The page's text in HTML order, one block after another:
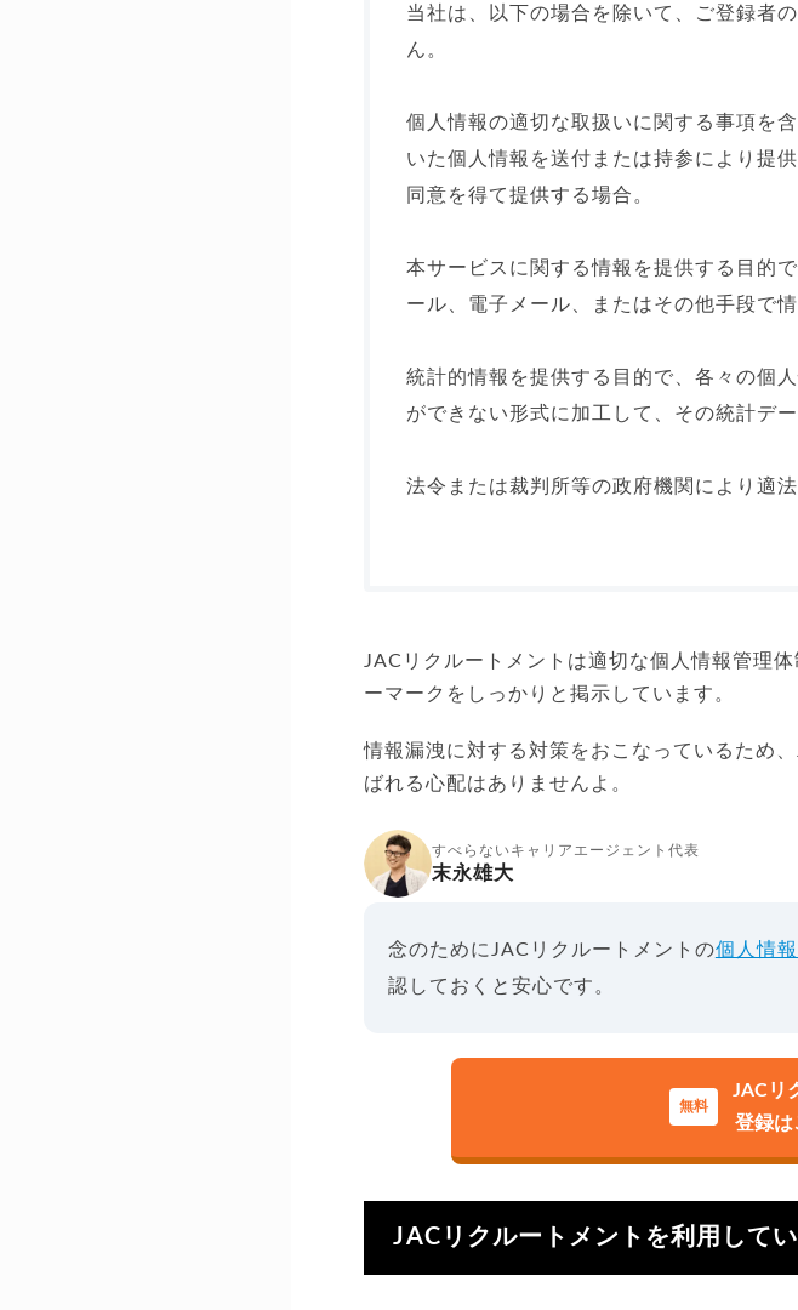
当社は、以下の場合を除いて、ご登録者
ん。
個人情報の適切な取扱いに関する事項を
いた個人情報を送付または持参により提
同意を得て提供する場合。
本サービスに関する情報を提供する目的
ール、電子メール、またはその他手段で
統計的情報を提供する目的で、各々の個
ができない形式に加工して、その統計デ
法令または裁判所等の政府機関により適
JACリクルートメントは適切な個人情報管理
ーマークをしっかりと掲示しています。
情報漏洩に対する対策をおこなっているため
ばれる心配はありませんよ。
すべらないキャリアエージェント代表
末永雄大
念のためにJACリクルートメントの個人情
認しておくと安心です。
JACリ
登録は
JACリクルートメントを利用して